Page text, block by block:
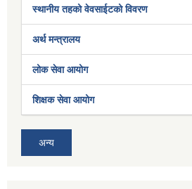
स्थानीय तहको वेवसाईटको विवरण
अर्थ मन्त्रालय
लोक सेवा आयोग
शिक्षक सेवा आयोग
अन्य